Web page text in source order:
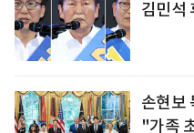
김민석
손현보
"가족